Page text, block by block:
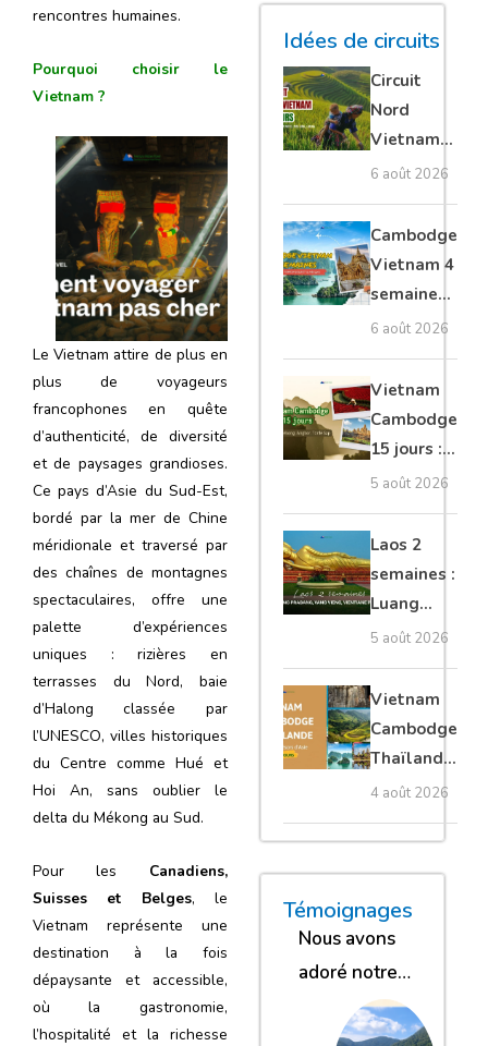
rencontres humaines.
Pourquoi choisir le
Vietnam ?
Le Vietnam attire de plus en
plus de voyageurs
francophones en quête
d’authenticité, de diversité
et de paysages grandioses.
Ce pays d’Asie du Sud-Est,
bordé par la mer de Chine
méridionale et traversé par
des chaînes de montagnes
spectaculaires, offre une
palette d’expériences
uniques : rizières en
terrasses du Nord, baie
d’Halong classée par
l’UNESCO, villes historiques
du Centre comme Hué et
Hoi An, sans oublier le
delta du Mékong au Sud.
Pour les Canadiens,
Suisses et Belges, le
Vietnam représente une
destination à la fois
dépaysante et accessible,
où la gastronomie,
l’hospitalité et la richesse
Idées de circuits
Circuit
Nord
Vietnam
15 jours :
Ha Giang
loop en
moto, Ninh
Binh, Lan
6 août 2026
Cambodge
Vietnam 4
semaines :
Angkor,
Tonkin
secret &
Mékong
6 août 2026
Vietnam
Cambodge
15 jours :
Hanoi,
Mékong,
Angkor,
Tonlé Sap
5 août 2026
Laos 2
semaines :
Luang
Prabang,
Vang
Vieng,
Vientiane
privé
5 août 2026
Vietnam
Cambodge
Thaïlande
35 jours :
grands
trésors
d’Asie
4 août 2026
Témoignages
Nous avons
adoré notre
« Nous
« Nous sommes